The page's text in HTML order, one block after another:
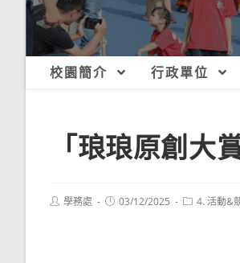
校園簡介 行政單位
「琅琅原創大
Post學務處
Post03/12/2025
Post4. 活動&